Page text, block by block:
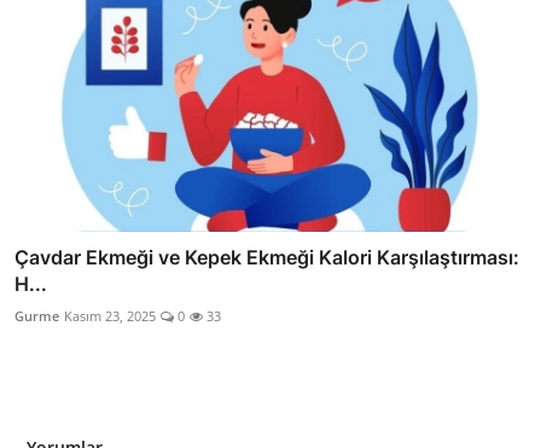
Çavdar Ekmeği ve Kepek Ekmeği Kalori Karşılaştırması:
H...
Gurme Kasım 23, 2025 0 33